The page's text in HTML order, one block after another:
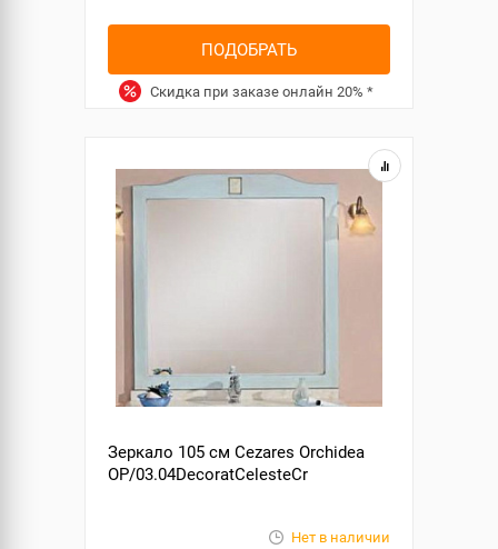
ПОДОБРАТЬ
Скидка при заказе онлайн 20% *
Зеркало 105 см Cezares Orchidea
OP/03.04DecoratCelesteCr
Нет в наличии